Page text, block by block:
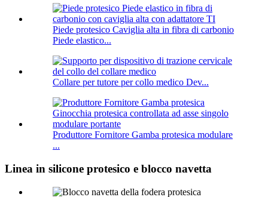
Piede protesico Caviglia alta in fibra di carbonio
Piede elastico...
Collare per tutore per collo medico Dev...
Produttore Fornitore Gamba protesica modulare
...
Linea in silicone protesico e blocco navetta